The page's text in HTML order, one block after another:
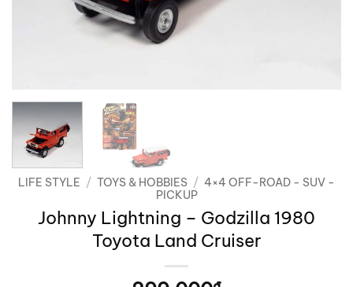
LIFE STYLE / TOYS & HOBBIES / 4×4 OFF-ROAD - SUV -
PICKUP
Johnny Lightning – Godzilla 1980
Toyota Land Cruiser